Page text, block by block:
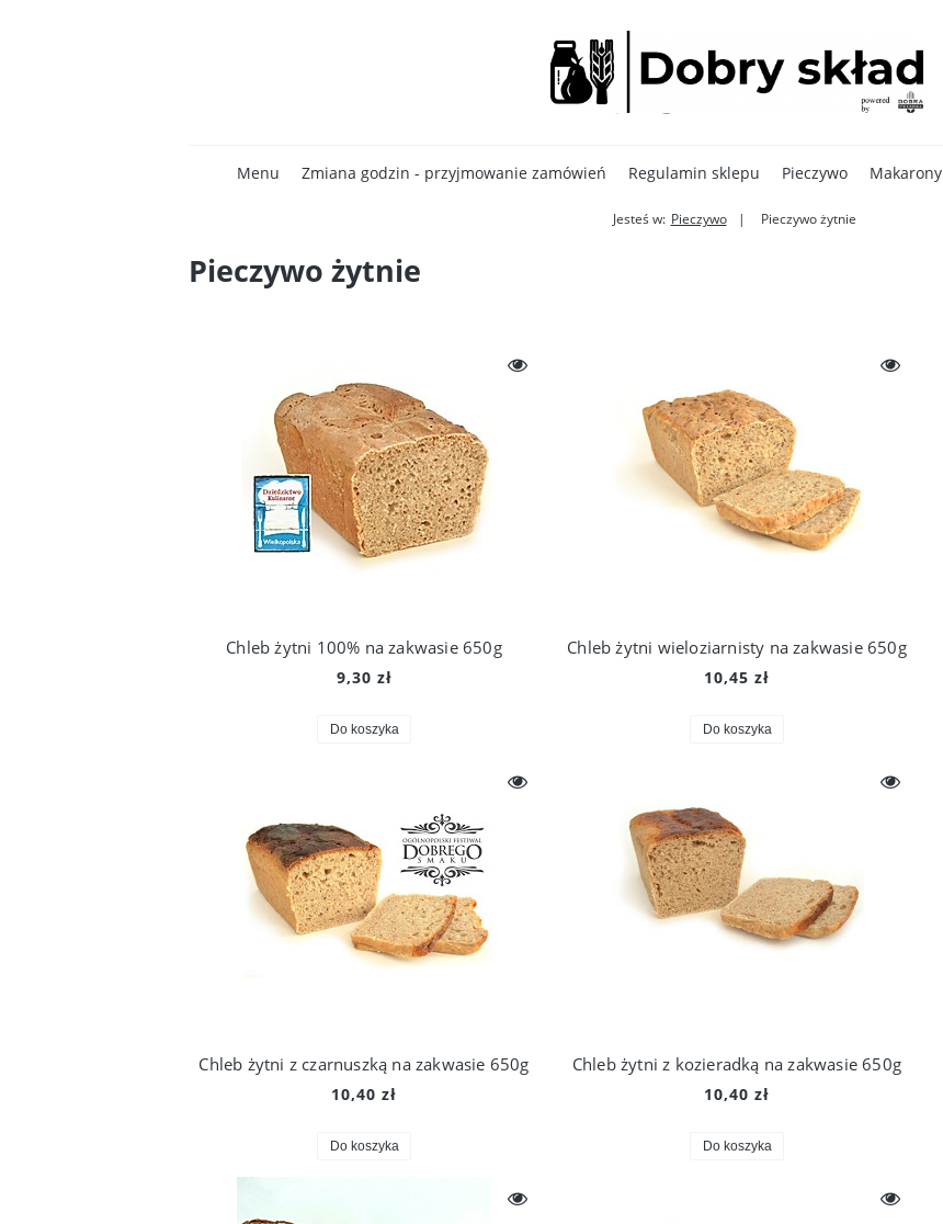
Menu Zmiana godzin - przyjmowanie zamówień Regulamin sklepu Pieczywo Makarony
Jesteś w: Pieczywo Pieczywo żytnie
Pieczywo żytnie
Chleb żytni 100% na zakwasie 650g
9,30 zł
Do koszyka
Chleb żytni wieloziarnisty na zakwasie 650g
10,45 zł
Do koszyka
Chleb żytni z czarnuszką na zakwasie 650g
10,40 zł
Do koszyka
Chleb żytni z kozieradką na zakwasie 650g
10,40 zł
Do koszyka